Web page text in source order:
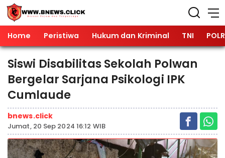
Home Peristiwa Hukum dan Kriminal TNI
Siswi Disabilitas Sekolah Polwan
Bergelar Sarjana Psikologi IPK
Cumlaude
bnews.click
Jumat, 20 Sep 2024 16:12 WIB